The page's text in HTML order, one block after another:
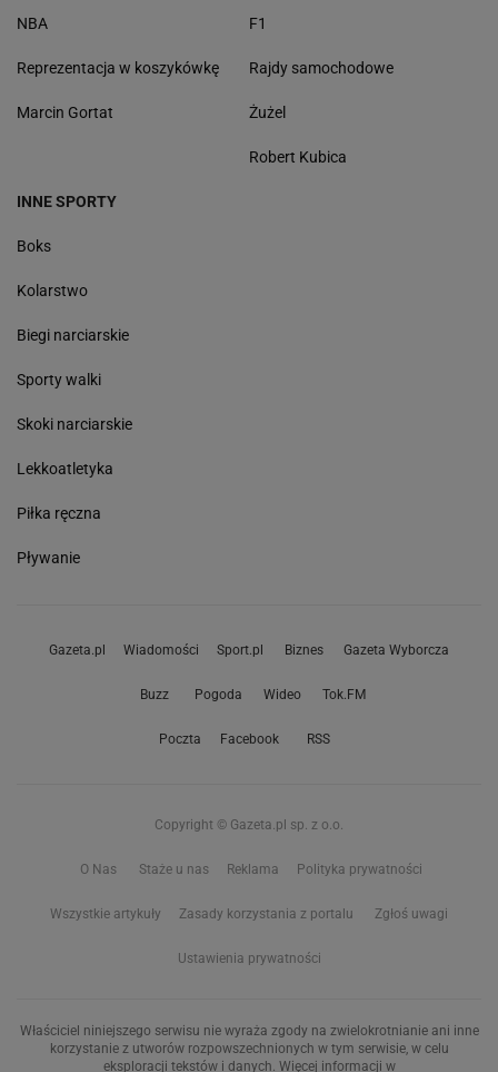
NBA
Reprezentacja w koszykówkę
Marcin Gortat
F1
Rajdy samochodowe
Żużel
Robert Kubica
INNE SPORTY
Boks
Kolarstwo
Biegi narciarskie
Sporty walki
Skoki narciarskie
Lekkoatletyka
Piłka ręczna
Pływanie
Gazeta.pl Wiadomości Sport.pl Biznes Gazeta Wyborcza
Buzz Pogoda Wideo Tok.FM
Poczta Facebook RSS
Copyright © Gazeta.pl sp. z o.o.
O Nas Staże u nas Reklama Polityka prywatności
Wszystkie artykuły Zasady korzystania z portalu Zgłoś uwagi
Ustawienia prywatności
Właściciel niniejszego serwisu nie wyraża zgody na zwielokrotnianie ani inne
korzystanie z utworów rozpowszechnionych w tym serwisie, w celu
eksploracji tekstów i danych. Więcej informacji w